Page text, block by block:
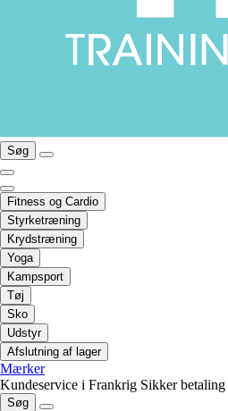
Søg
Fitness og Cardio
Styrketræning
Krydstræning
Yoga
Kampsport
Tøj
Sko
Udstyr
Afslutning af lager
Mærker
Kundeservice i Frankrig Sikker betaling
Søg